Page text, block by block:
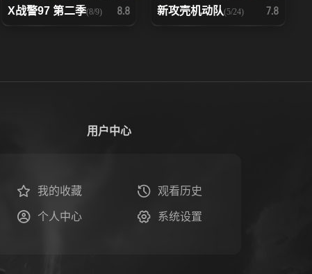
X战警97 第二季(8/9) 8.8 新攻壳机动队(5/24) 7.8
用户中心
我的收藏 观看历史
个人中心 系统设置